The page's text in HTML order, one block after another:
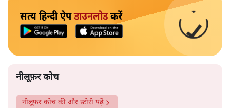
सत्य हिन्दी ऐपडाउनलोडकरें
नीलूफ़र कोच
नीलूफ़र कोच की और स्टोरी पढ़ें